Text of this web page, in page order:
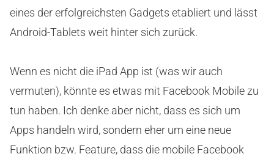
eines der erfolgreichsten Gadgets etabliert und lässt
Android-Tablets weit hinter sich zurück.
Wenn es nicht die iPad App ist (was wir auch
vermuten), könnte es etwas mit Facebook Mobile zu
tun haben. Ich denke aber nicht, dass es sich um
Apps handeln wird, sondern eher um eine neue
Funktion bzw. Feature, dass die mobile Facebook